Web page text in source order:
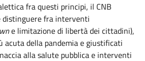
fra questi principi, il CNB
fra interventi
e limitazione di libertà dei cittadini),
acuta della pandemia e giustificati
alla salute pubblica e interventi